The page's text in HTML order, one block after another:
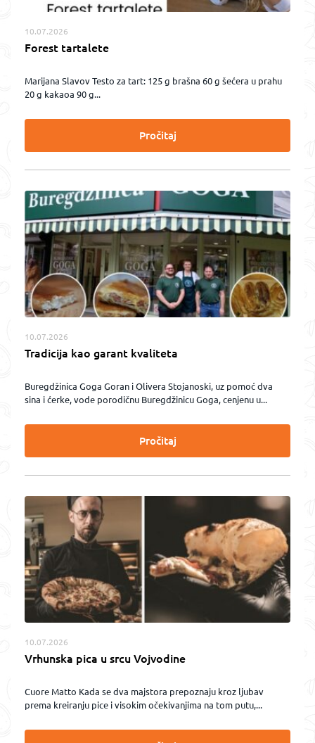
10.07.2026
Forest tartalete
Marijana Slavov Testo za tart: 125 g brašna 60 g šećera u prahu
20 g kakaoa 90 g...
Pročitaj
10.07.2026
Tradicija kao garant kvaliteta
Buregdžinica Goga Goran i Olivera Stojanoski, uz pomoć dva
sina i ćerke, vode porodičnu Buregdžinicu Goga, cenjenu u...
Pročitaj
10.07.2026
Vrhunska pica u srcu Vojvodine
Cuore Matto Kada se dva majstora prepoznaju kroz ljubav
prema kreiranju pice i visokim očekivanjima na tom putu,...